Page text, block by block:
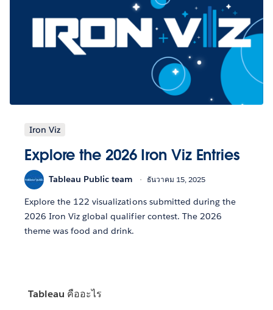
Iron Viz
Explore the 2026 Iron Viz Entries
Tableau Public team ธันวาคม 15, 2025
Explore the 122 visualizations submitted during the
2026 Iron Viz global qualifier contest. The 2026
theme was food and drink.
Tableau คืออะไร